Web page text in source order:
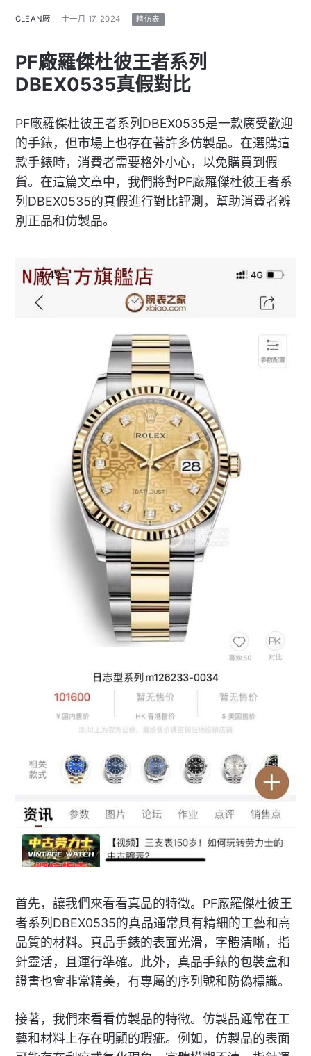
CLEAN廠 十一月 17, 2024 精仿表
PF廠羅傑杜彼王者系列
DBEX0535真假對比
PF廠羅傑杜彼王者系列DBEX0535是一款廣受歡迎
的手錶，但市場上也存在著許多仿製品。在選購這
款手錶時，消費者需要格外小心，以免購買到假
貨。在這篇文章中，我們將對PF廠羅傑杜彼王者系
列DBEX0535的真假進行對比評測，幫助消費者辨
別正品和仿製品。
首先，讓我們來看看真品的特徵。PF廠羅傑杜彼王
者系列DBEX0535的真品通常具有精細的工藝和高
品質的材料。真品手錶的表面光滑，字體清晰，指
針靈活，且運行準確。此外，真品手錶的包裝盒和
證書也會非常精美，有專屬的序列號和防偽標識。
接著，我們來看看仿製品的特徵。仿製品通常在工
藝和材料上存在明顯的瑕疵。例如，仿製品的表面